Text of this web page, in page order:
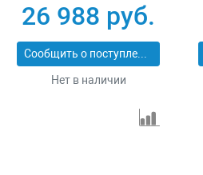
26 988 руб.
Сообщить о поступлении
Нет в наличии